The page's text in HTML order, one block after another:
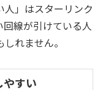
人」はスターリンク
線が引けている人
れません。
すい